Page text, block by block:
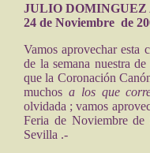
JULIO DOMINGUEZ
24 de Noviembre de
Vamos aprovechar esta
de la semana nuestra
que la Coronación
muchos a los que
olvidada ; vamos
Feria de Noviembre de
Sevilla .-